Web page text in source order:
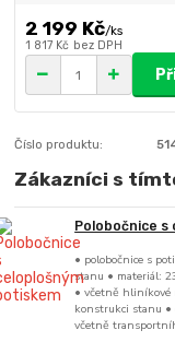
2 199 Kč/ks
1 817 Kč bez DPH
Číslo produktu:
Zákazníci s
Polobočnice
• polobočnice s
stanu • materiál:
• včetně hliníkové
konstrukci stanu •
včetně